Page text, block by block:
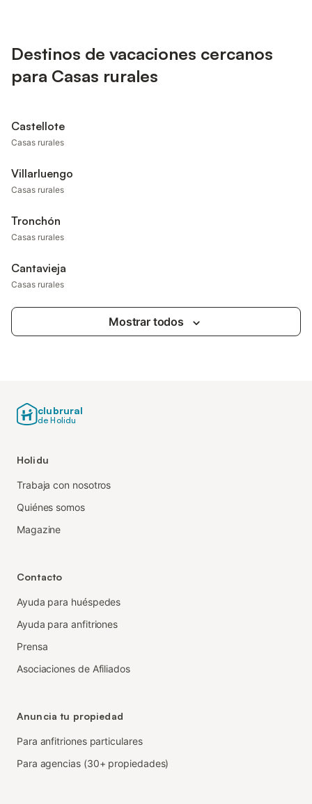
Destinos de vacaciones cercanos
para Casas rurales
Castellote
Casas rurales
Villarluengo
Casas rurales
Tronchón
Casas rurales
Cantavieja
Casas rurales
Mostrar todos
clubrural
de Holidu
Holidu
Trabaja con nosotros
Quiénes somos
Magazine
Contacto
Ayuda para huéspedes
Ayuda para anfitriones
Prensa
Asociaciones de Afiliados
Anuncia tu propiedad
Para anfitriones particulares
Para agencias (30+ propiedades)